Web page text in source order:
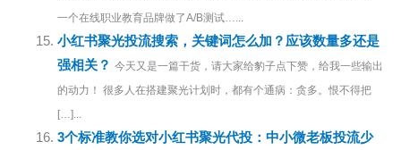
一个在线职业教育品牌做了A/B测试…...
小红书聚光投流搜索，关键词怎么加？应该数量多还是
强相关？ 今天又是一篇干货，请大家给豹子点下赞，给我一些输出
的动力！ 很多人在搭建聚光计划时，都有个通病：贪多。恨不得把
[…]...
3个标准教你选对小红书聚光代投：中小微老板投流少